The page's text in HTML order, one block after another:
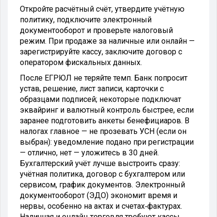
Откройте расчётный счёт, утвердите учётную
политику, подключите электронный
документооборот и проверьте налоговый
режим. При продаже за наличные или онлайн —
зарегистрируйте кассу, заключите договор с
оператором фискальных данных.
После ЕГРЮЛ не теряйте темп. Банк попросит
устав, решение, лист записи, карточки с
образцами подписей; некоторые подключат
эквайринг и валютный контроль быстрее, если
заранее подготовить анкеты бенефициаров. В
налогах главное — не прозевать УСН (если он
выбран): уведомление подано при регистрации
— отлично, нет — уложитесь в 30 дней.
Бухгалтерский учёт лучше выстроить сразу:
учётная политика, договор с бухгалтером или
сервисом, график документов. Электронный
документооборот (ЭДО) экономит время и
нервы, особенно на актах и счетах‑фактурах.